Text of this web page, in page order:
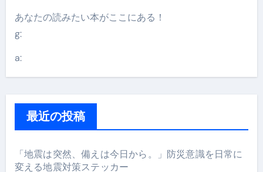
あなたの読みたい本がここにある！
g:
a:
最近の投稿
「地震は突然、備えは今日から。」防災意識を日常に
変える地震対策ステッカー